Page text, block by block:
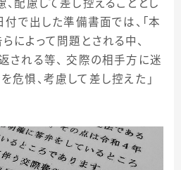
、配慮して差し控えることとし
付で出した準備書面では、「本
によって問題とされる中、
される等、 交際の相手方に迷
危惧、考慮して差し控えた」